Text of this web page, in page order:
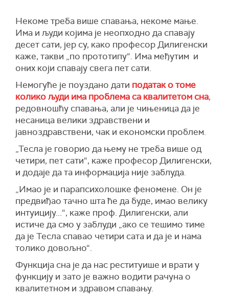
Некоме треба више спавања, некоме мање.
Има и људи којима је неопходно да спавају
десет сати, јер су, како професор Дилигенски
каже, такви „по прототипу“. Има међутим и
оних који спавају свега пет сати.
Немогуће је поуздано дати податак о томе
колико људи има проблема са квалитетом сна,
редовношћу спавања, али је чињеница да је
несаница велики здравствени и
јавноздравствени, чак и економски проблем.
„Тесла је говорио да њему не треба више од
четири, пет сати“, каже професор Дилигенски,
и додаје да та информација није заблуда.
„Имао је и парапсихолошке феномене. Он је
предвиђао тачно шта ће да буде, имао велику
интуицију...“, каже проф. Дилигенски, али
истиче да смо у заблуди „ако се тешимо тиме
да је Тесла спавао четири сата и да је и нама
толико довољно“.
Функција сна је да нас реституише и врати у
функцију и зато је важно водити рачуна о
квалитетном и здравом спавању.